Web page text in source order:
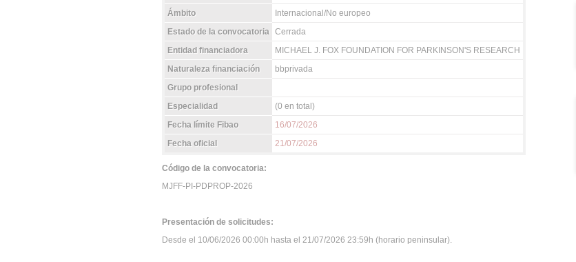
Ámbito
Internacional/No europeo
Estado de la convocatoria
Cerrada
Entidad financiadora
MICHAEL J. FOX FOUNDATION FOR PARKINSON'S RESEARCH
Naturaleza financiación
bbprivada
Grupo profesional
Especialidad
(0 en total)
Fecha límite Fibao
16/07/2026
Fecha oficial
21/07/2026
Código de la convocatoria:
MJFF-PI-PDPROP-2026
Presentación de solicitudes:
Desde el 10/06/2026 00:00h hasta el 21/07/2026 23:59h (horario peninsular).